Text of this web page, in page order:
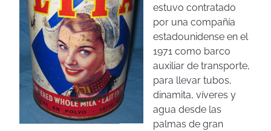
estuvo contratado
por una compañía
estadounidense en el
1971 como barco
auxiliar de transporte,
para llevar tubos,
dinamita, víveres y
agua desde las
palmas de gran